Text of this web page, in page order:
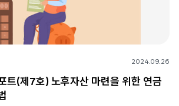
2024.09.26
트(제7호) 노후자산 마련을 위한 연금